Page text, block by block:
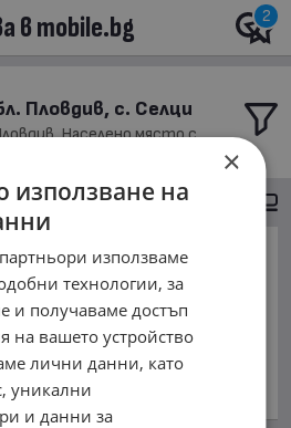
в mobile.bg 2
Пловдив, с. Селци
Населено място с.
Модел/Цена
Големи снимки
TOVAREN/6sk/PODG
UNIKAT
€
лв.
2017 г., Дизелов
с. Селци
×
използване на
използваме
технологии, за
и получаваме достъп
на вашето устройство
лични данни, като
уникални
и данни за